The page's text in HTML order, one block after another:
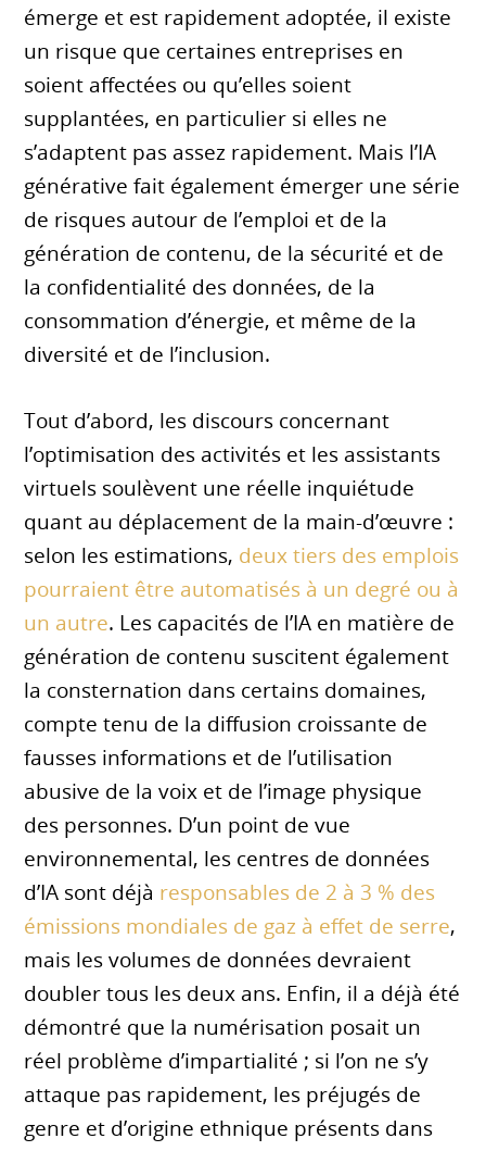
émerge et est rapidement adoptée, il existe
un risque que certaines entreprises en
soient affectées ou qu’elles soient
supplantées, en particulier si elles ne
s’adaptent pas assez rapidement. Mais l’IA
générative fait également émerger une série
de risques autour de l’emploi et de la
génération de contenu, de la sécurité et de
la confidentialité des données, de la
consommation d’énergie, et même de la
diversité et de l’inclusion.
Tout d’abord, les discours concernant
l’optimisation des activités et les assistants
virtuels soulèvent une réelle inquiétude
quant au déplacement de la main-d’œuvre :
selon les estimations, deux tiers des emplois
pourraient être automatisés à un degré ou à
un autre. Les capacités de l’IA en matière de
génération de contenu suscitent également
la consternation dans certains domaines,
compte tenu de la diffusion croissante de
fausses informations et de l’utilisation
abusive de la voix et de l’image physique
des personnes. D’un point de vue
environnemental, les centres de données
d’IA sont déjà responsables de 2 à 3 % des
émissions mondiales de gaz à effet de serre,
mais les volumes de données devraient
doubler tous les deux ans. Enfin, il a déjà été
démontré que la numérisation posait un
réel problème d’impartialité ; si l’on ne s’y
attaque pas rapidement, les préjugés de
genre et d’origine ethnique présents dans